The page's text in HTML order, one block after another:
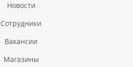
Новости
Сотрудники
Вакансии
Магазины